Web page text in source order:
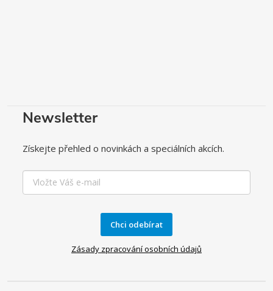
Newsletter
Získejte přehled o novinkách a speciálních akcích.
Chci odebírat
Zásady zpracování osobních údajů